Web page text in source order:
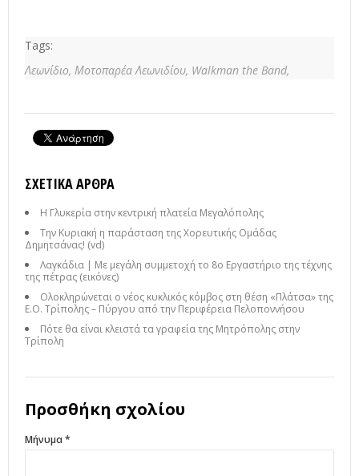
Tags:
Λεωνίδιο, Μοτοπαρέα Λεωνιδίου, Walkman the Band,
ΣΧΕΤΙΚΆ ΆΡΘΡΑ
Η Γλυκερία στην κεντρική πλατεία Μεγαλόπολης
Την Κυριακή η παράσταση της Χορευτικής Ομάδας
Δημητσάνας! (vd)
Λαγκάδια | Με μεγάλη συμμετοχή το 8ο Εργαστήριο της τέχνης
της πέτρας (εικόνες)
Ολοκληρώνεται ο νέος κυκλικός κόμβος στη θέση «Πλάτσα» της
Ε.Ο. Τρίπολης – Πύργου από την Περιφέρεια Πελοποννήσου
Πότε θα είναι κλειστά τα γραφεία της Μητρόπολης στην
Τρίπολη
Προσθήκη σχολίου
Μήνυμα *